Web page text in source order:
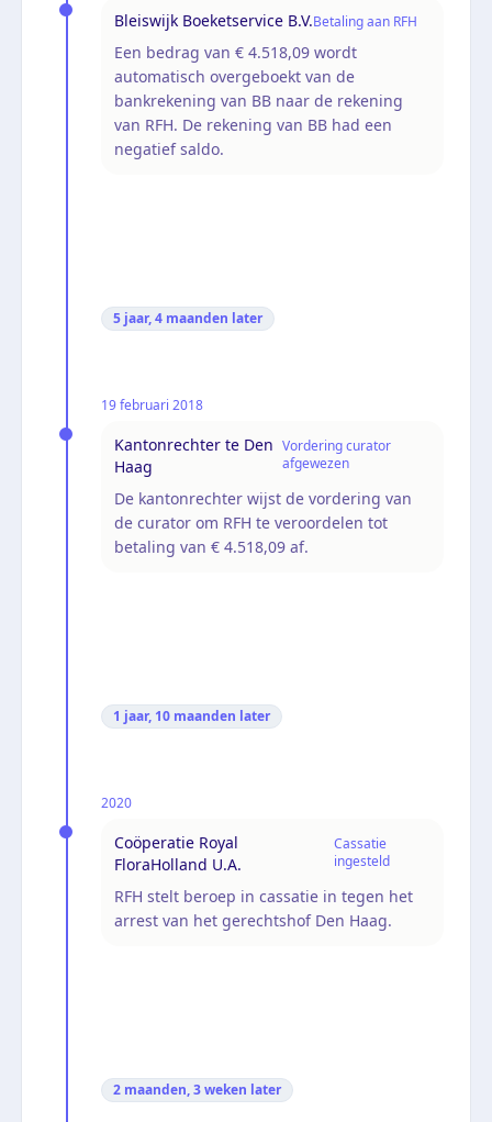
Bleiswijk Boeketservice B.V.Betaling aan RFH
Een bedrag van € 4.518,09 wordt
automatisch overgeboekt van de
bankrekening van BB naar de rekening
van RFH. De rekening van BB had een
negatief saldo.
5 jaar, 4 maanden later
19 februari 2018
Kantonrechter te Den
Haag
Vordering curator
afgewezen
De kantonrechter wijst de vordering van
de curator om RFH te veroordelen tot
betaling van € 4.518,09 af.
1 jaar, 10 maanden later
2020
Coöperatie Royal
FloraHolland U.A.
Cassatie
ingesteld
RFH stelt beroep in cassatie in tegen het
arrest van het gerechtshof Den Haag.
2 maanden, 3 weken later